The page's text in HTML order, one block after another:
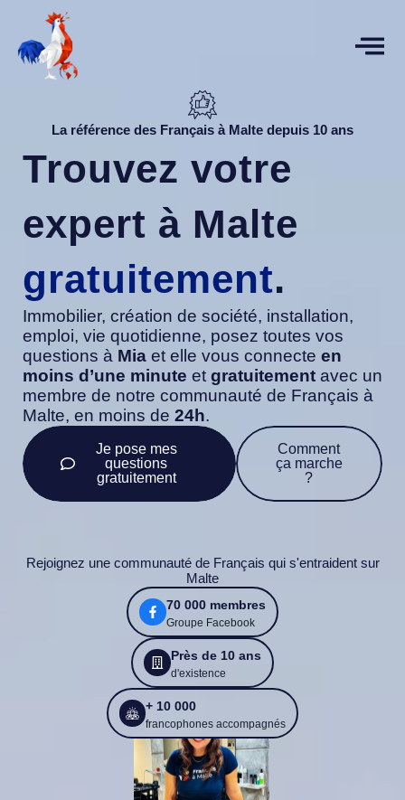
contenu
La référence des Français à Malte depuis 10 ans
Trouvez votre
expert à Malte
gratuitement.
Immobilier, création de société, installation,
emploi, vie quotidienne, posez toutes vos
questions à Mia et elle vous connecte en
moins d’une minute et gratuitement avec un
membre de notre communauté de Français à
Malte, en moins de 24h.
Je pose mes
questions
gratuitement
Comment
ça marche
?
Rejoignez une communauté de Français qui s'entraident sur
Malte
70 000 membres
Groupe Facebook
Près de 10 ans
d'existence
+ 10 000
francophones accompagnés